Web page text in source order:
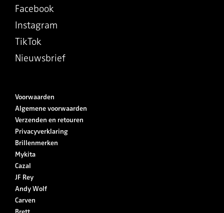
Facebook
Instagram
TikTok
Nieuwsbrief
Voorwaarden
Algemene voorwaarden
Verzenden en retouren
Privacyverklaring
Brillenmerken
Mykita
Cazal
JF Rey
Andy Wolf
Carven